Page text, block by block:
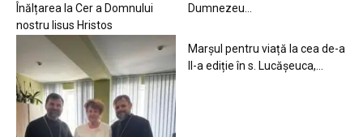
Înălțarea la Cer a Domnului
nostru Iisus Hristos
Dumnezeu…
Marșul pentru viață la cea de-a
II-a ediție în s. Lucășeuca,...